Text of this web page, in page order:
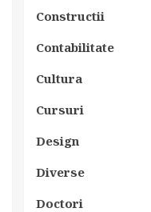
Constructii
Contabilitate
Cultura
Cursuri
Design
Diverse
Doctori